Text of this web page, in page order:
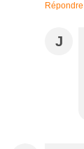
Répondre
J